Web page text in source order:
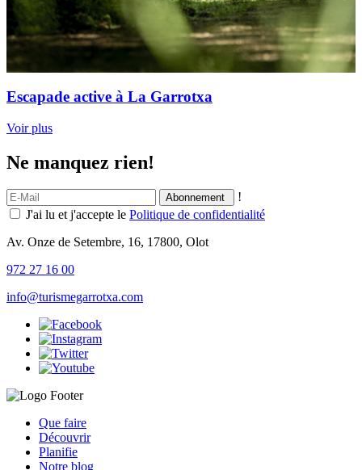
Escapade active à La Garrotxa
Voir plus
Ne manquez rien!
!
J'ai lu et j'accepte le Politique de confidentialité
Av. Onze de Setembre, 16, 17800, Olot
972 27 16 00
info@turismegarrotxa.com
Que faire
Découvrir
Planifie
Notre blog